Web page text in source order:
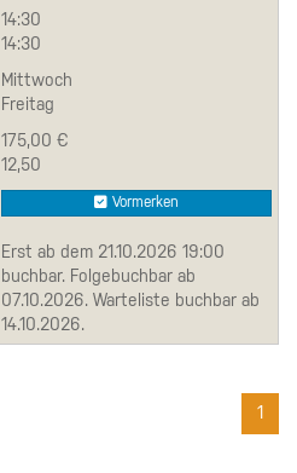
14:30
14:30
Mittwoch
Freitag
175,00 €
12,50
Vormerken
Erst ab dem 21.10.2026 19:00
buchbar. Folgebuchbar ab
07.10.2026. Warteliste buchbar ab
14.10.2026.
1